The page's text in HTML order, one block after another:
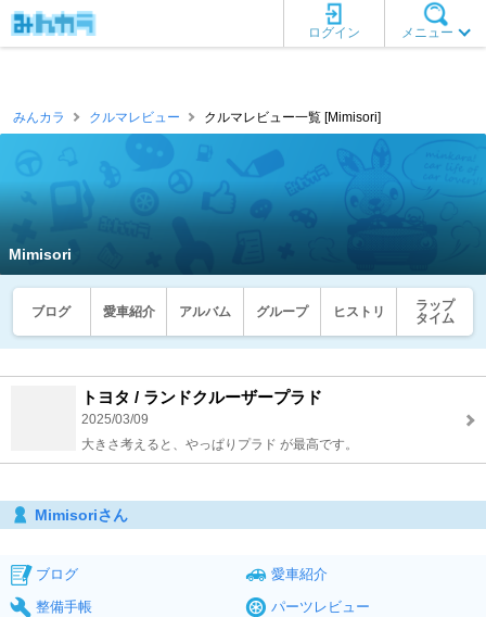
メニュー
ログイン
みんカラ クルマレビュー クルマレビュー一覧 [Mimisori]
Mimisori
ブログ 愛車紹介 アルバム グループ ヒストリ
ラップ
タイム
トヨタ / ランドクルーザープラド
2025/03/09
大きさ考えると、やっぱりプラド が最高です。
Mimisoriさん
ブログ
愛車紹介
整備手帳
パーツレビュー